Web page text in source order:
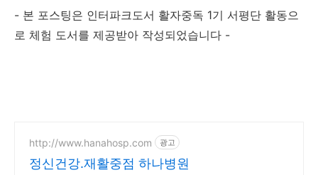
- 본 포스팅은 인터파크도서 활자중독 1기 서평단 활동으
로 체험 도서를 제공받아 작성되었습니다 -
http://www.hanahosp.com 광고
정신건강.재활중점 하나병원